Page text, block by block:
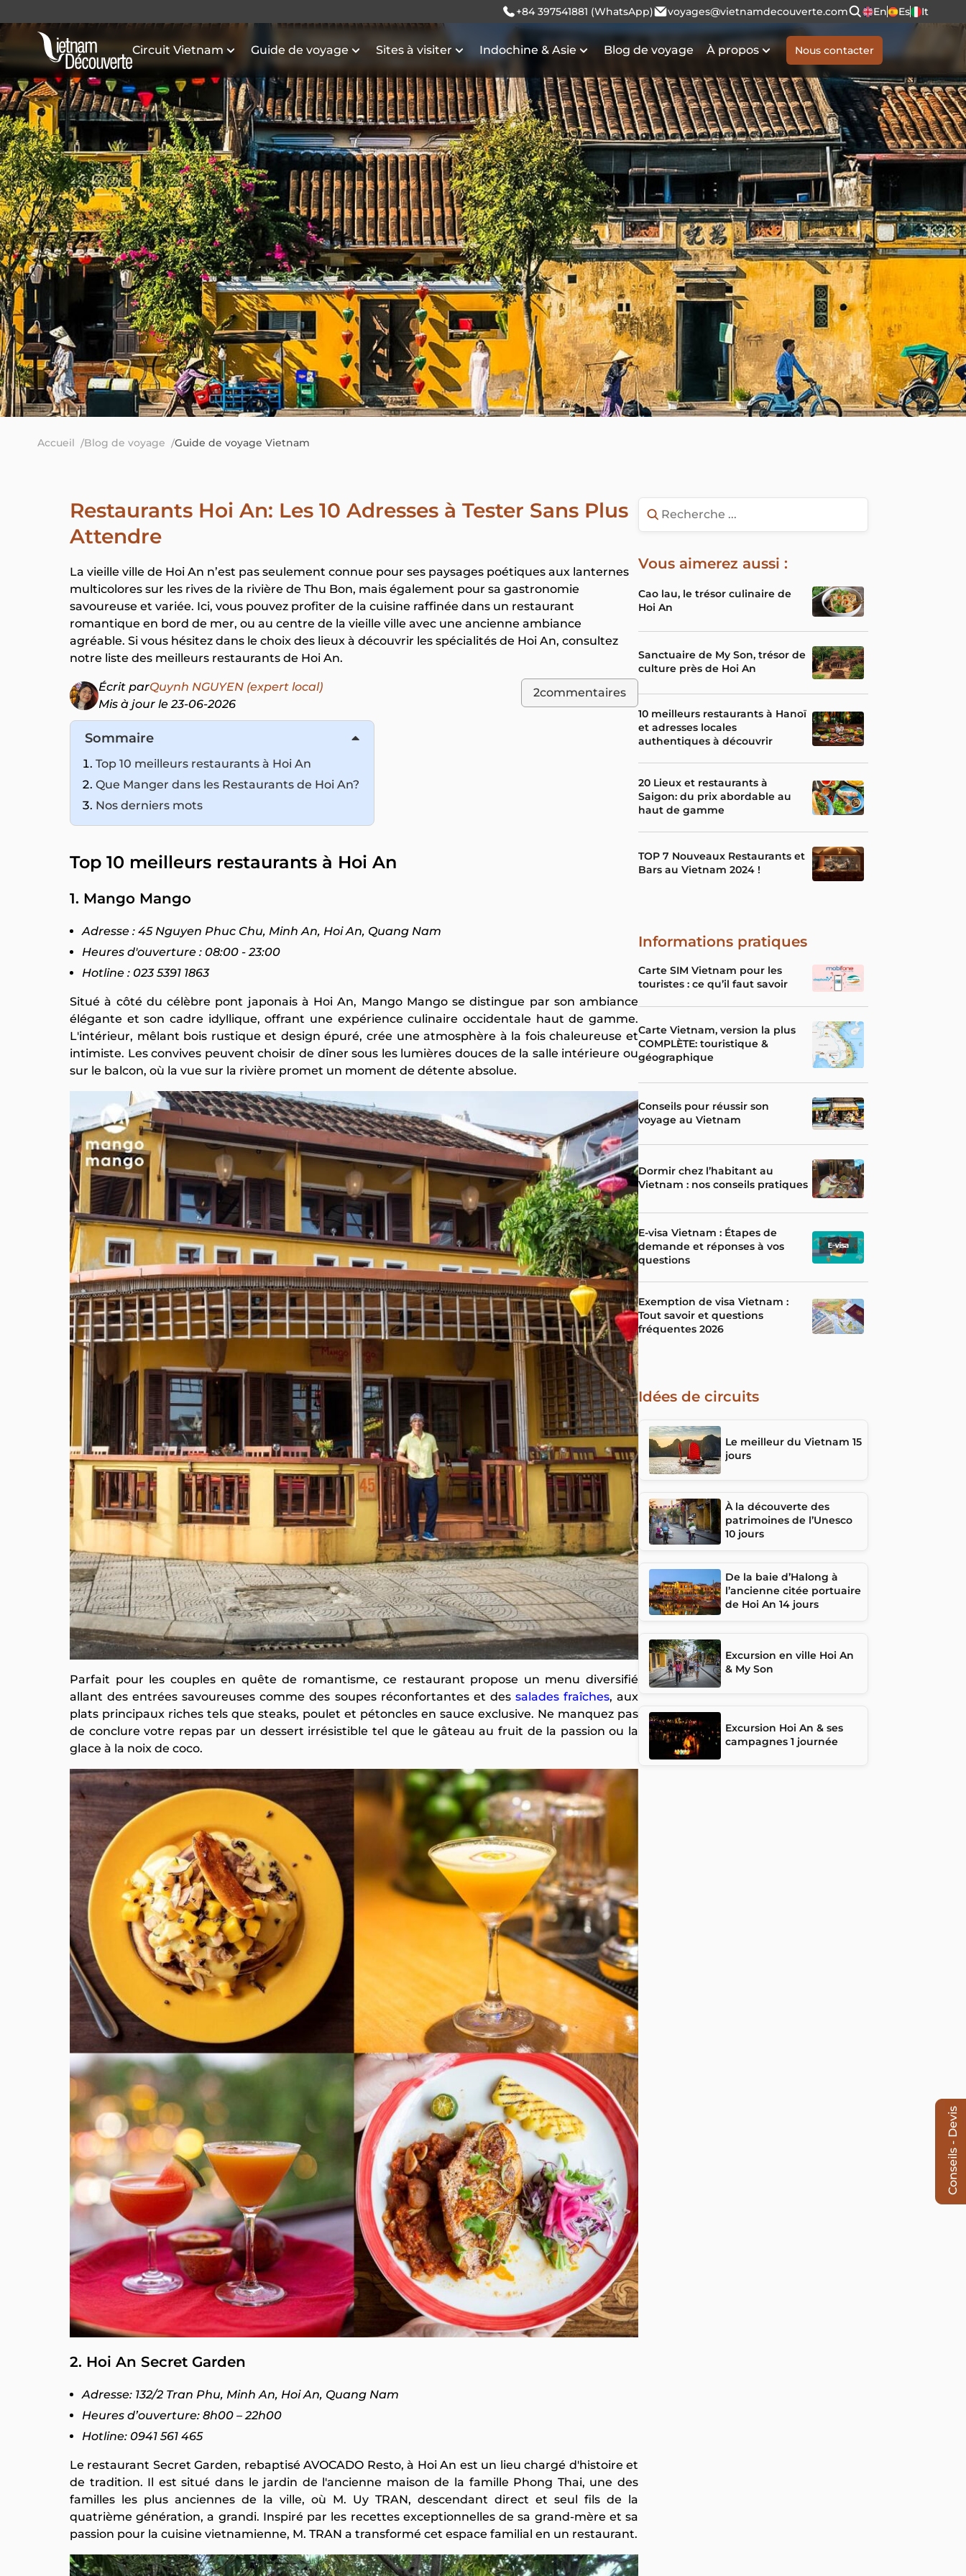
+84 397541881 (WhatsApp) voyages@vietnamdecouverte.com En Es It
Circuit Vietnam Guide de voyage Sites à visiter Indochine & Asie Blog de voyage À propos Nous contacter
Accueil Blog de voyage Guide de voyage Vietnam
Restaurants Hoi An: Les 10 Adresses à Tester Sans Plus
Attendre
La vieille ville de Hoi An n’est pas seulement connue pour ses paysages poétiques aux lanternes
multicolores sur les rives de la rivière de Thu Bon, mais également pour sa gastronomie
savoureuse et variée. Ici, vous pouvez profiter de la cuisine raffinée dans un restaurant
romantique en bord de mer, ou au centre de la vieille ville avec une ancienne ambiance
agréable. Si vous hésitez dans le choix des lieux à découvrir les spécialités de Hoi An, consultez
notre liste des meilleurs restaurants de Hoi An.
Écrit parQuynh NGUYEN (expert local)
Mis à jour le 23-06-2026
2commentaires
Sommaire
Top 10 meilleurs restaurants à Hoi An
Que Manger dans les Restaurants de Hoi An?
Nos derniers mots
Top 10 meilleurs restaurants à Hoi An
1. Mango Mango
Adresse : 45 Nguyen Phuc Chu, Minh An, Hoi An, Quang Nam
Heures d'ouverture : 08:00 - 23:00
Hotline : 023 5391 1863
​​​​Situé à côté du célèbre pont japonais à Hoi An, Mango Mango se distingue par son ambiance
élégante et son cadre idyllique, offrant une expérience culinaire occidentale haut de gamme.
L'intérieur, mêlant bois rustique et design épuré, crée une atmosphère à la fois chaleureuse et
intimiste. Les convives peuvent choisir de dîner sous les lumières douces de la salle intérieure ou
sur le balcon, où la vue sur la rivière promet un moment de détente absolue.
Parfait pour les couples en quête de romantisme, ce restaurant propose un menu diversifié
allant des entrées savoureuses comme des soupes réconfortantes et des salades fraîches, aux
plats principaux riches tels que steaks, poulet et pétoncles en sauce exclusive. Ne manquez pas
de conclure votre repas par un dessert irrésistible tel que le gâteau au fruit de la passion ou la
glace à la noix de coco.
2. Hoi An Secret Garden
Adresse: 132/2 Tran Phu, Minh An, Hoi An, Quang Nam
Heures d’ouverture: 8h00 – 22h00
Hotline: 0941 561 465
Le restaurant Secret Garden, rebaptisé AVOCADO Resto, à Hoi An est un lieu chargé d'histoire et
de tradition. Il est situé dans le jardin de l'ancienne maison de la famille Phong Thai, une des
familles les plus anciennes de la ville, où M. Uy TRAN, descendant direct et seul fils de la
quatrième génération, a grandi. Inspiré par les recettes exceptionnelles de sa grand-mère et sa
passion pour la cuisine vietnamienne, M. TRAN a transformé cet espace familial en un restaurant.
Vous aimerez aussi :
Cao lau, le trésor culinaire de
Hoi An
Sanctuaire de My Son, trésor de
culture près de Hoi An
10 meilleurs restaurants à Hanoï
et adresses locales
authentiques à découvrir
20 Lieux et restaurants à
Saigon: du prix abordable au
haut de gamme
TOP 7 Nouveaux Restaurants et
Bars au Vietnam 2024 !
Informations pratiques
Carte SIM Vietnam pour les
touristes : ce qu’il faut savoir
Carte Vietnam, version la plus
COMPLÈTE: touristique &
géographique
Conseils pour réussir son
voyage au Vietnam
Dormir chez l’habitant au
Vietnam : nos conseils pratiques
E-visa Vietnam : Étapes de
demande et réponses à vos
questions
Exemption de visa Vietnam :
Tout savoir et questions
fréquentes 2026
Idées de circuits
Le meilleur du Vietnam 15
jours
À la découverte des
patrimoines de l’Unesco
10 jours
De la baie d’Halong à
l’ancienne citée portuaire
de Hoi An 14 jours
Excursion en ville Hoi An
& My Son
Excursion Hoi An & ses
campagnes 1 journée
Conseils - Devis